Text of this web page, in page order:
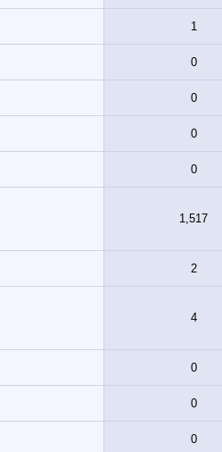
1
0
0
0
0
1,517
2
4
0
0
0